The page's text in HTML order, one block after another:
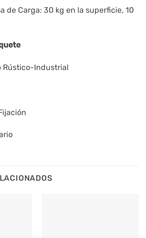
de Carga: 30 kg en la superficie, 10
Rústico-Industrial